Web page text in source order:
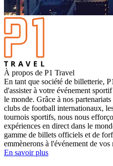
À propos de P1 Travel
En tant que société de billetterie,
d'assister à votre événement
le monde. Grâce à nos
clubs de football internationaux,
tournois sportifs, nous nous
expériences en direct dans le
gamme de billets officiels et de
emmènerons à l'événement de vos
En savoir plus